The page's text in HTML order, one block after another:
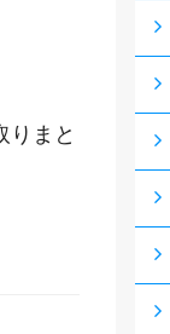
まと